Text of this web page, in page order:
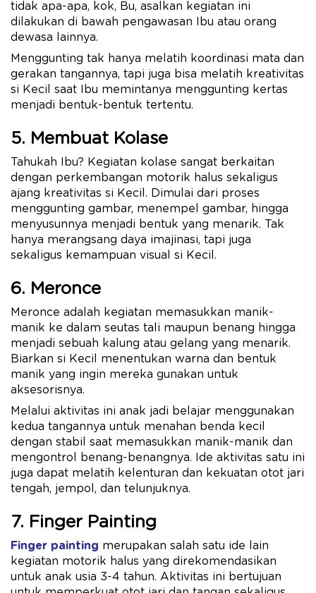
tidak apa-apa, kok, Bu, asalkan kegiatan ini
dilakukan di bawah pengawasan Ibu atau orang
dewasa lainnya.
Menggunting tak hanya melatih koordinasi mata dan
gerakan tangannya, tapi juga bisa melatih kreativitas
si Kecil saat Ibu memintanya menggunting kertas
menjadi bentuk-bentuk tertentu.
5. Membuat Kolase
Tahukah Ibu? Kegiatan kolase sangat berkaitan
dengan perkembangan motorik halus sekaligus
ajang kreativitas si Kecil. Dimulai dari proses
menggunting gambar, menempel gambar, hingga
menyusunnya menjadi bentuk yang menarik. Tak
hanya merangsang daya imajinasi, tapi juga
sekaligus kemampuan visual si Kecil.
6. Meronce
Meronce adalah kegiatan memasukkan manik-
manik ke dalam seutas tali maupun benang hingga
menjadi sebuah kalung atau gelang yang menarik.
Biarkan si Kecil menentukan warna dan bentuk
manik yang ingin mereka gunakan untuk
aksesorisnya.
Melalui aktivitas ini anak jadi belajar menggunakan
kedua tangannya untuk menahan benda kecil
dengan stabil saat memasukkan manik-manik dan
mengontrol benang-benangnya. Ide aktivitas satu ini
juga dapat melatih kelenturan dan kekuatan otot jari
tengah, jempol, dan telunjuknya.
7. Finger Painting
Finger painting merupakan salah satu ide lain
kegiatan motorik halus yang direkomendasikan
untuk anak usia 3-4 tahun. Aktivitas ini bertujuan